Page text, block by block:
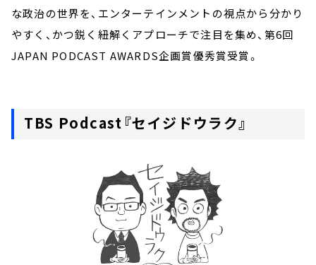
な政治の世界を、エンターテインメントの視点から分かり
やすく、かつ鋭く紐解くアプローチで注目を集め、第6回
JAPAN PODCAST AWARDS企画賞優秀賞受賞。
TBS Podcast『セイジドウラク』